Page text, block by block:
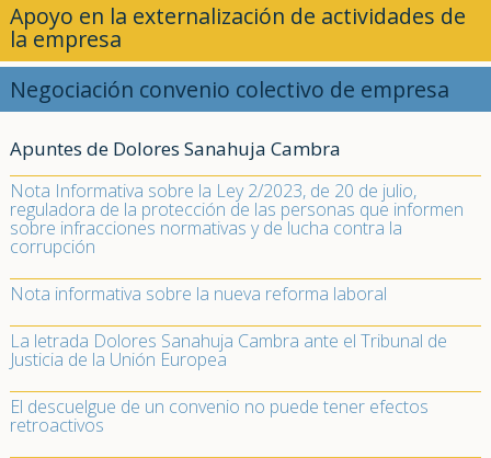
Apoyo en la externalización de actividades de
la empresa
Negociación convenio colectivo de empresa
Apuntes de Dolores Sanahuja Cambra
Nota Informativa sobre la Ley 2/2023, de 20 de julio,
reguladora de la protección de las personas que informen
sobre infracciones normativas y de lucha contra la
corrupción
Nota informativa sobre la nueva reforma laboral
La letrada Dolores Sanahuja Cambra ante el Tribunal de
Justicia de la Unión Europea
El descuelgue de un convenio no puede tener efectos
retroactivos